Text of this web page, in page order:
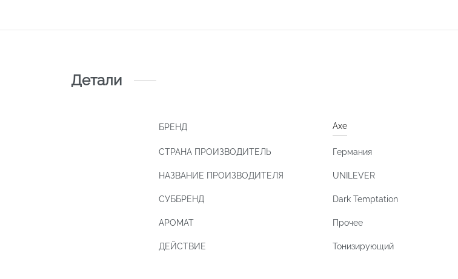
Детали
БРЕНД Axe
СТРАНА ПРОИЗВОДИТЕЛЬ Германия
НАЗВАНИЕ ПРОИЗВОДИТЕЛЯ UNILEVER
СУББРЕНД Dark Temptation
АРОМАТ Прочее
ДЕЙСТВИЕ Тонизирующий